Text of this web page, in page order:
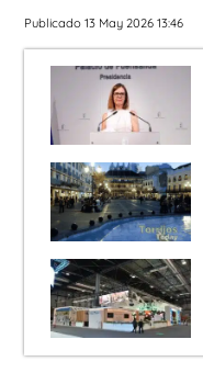
Publicado 13 May 2026 13:46